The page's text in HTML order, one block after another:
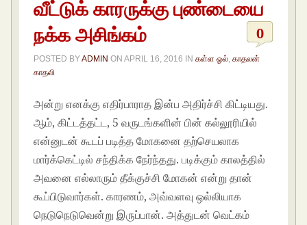
வீட்டுக் காரருக்கு புண்டையை
நக்க அசிங்கம்
0
POSTED BYADMIN ONAPRIL 16, 2016 INகள்ள ஓல் ,காதலன்
காதலி
அன்று எனக்கு எதிர்பாராத இன்ப அதிர்ச்சி கிட்டியது.
ஆம், கிட்டத்தட்ட, 5 வருடங்களின் பின் கல்லூரியில்
என்னுடன் கூடப் படித்த மோகனை தற்செயலாக
மார்க்கெட்டில் சந்திக்க நேர்ந்தது. படிக்கும் காலத்தில்
அவனை எல்லாரும் தீக்குச்சி மோகன் என்று தான்
கூப்பிடுவார்கள். காரணம், அவ்வளவு ஒல்லியாக
நெடுநெடுவென்று இருப்பான். அத்துடன் வெட்கம்